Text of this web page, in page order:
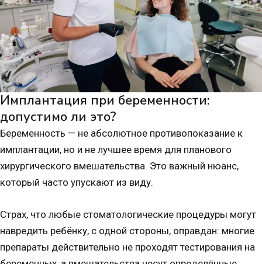
Имплантация при беременности:
допустимо ли это?
Беременность — не абсолютное противопоказание к
имплантации, но и не лучшее время для планового
хирургического вмешательства. Это важный нюанс,
который часто упускают из виду.
Страх, что любые стоматологические процедуры могут
навредить ребёнку, с одной стороны, оправдан: многие
препараты действительно не проходят тестирования на